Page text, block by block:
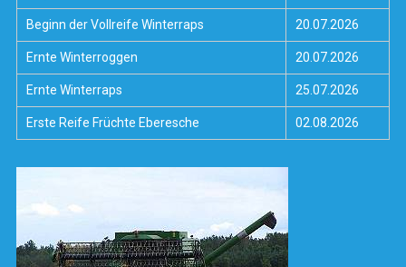
Beginn der Vollreife Winterraps 20.07.2026
Ernte Winterroggen 20.07.2026
Ernte Winterraps 25.07.2026
Erste Reife Früchte Eberesche 02.08.2026